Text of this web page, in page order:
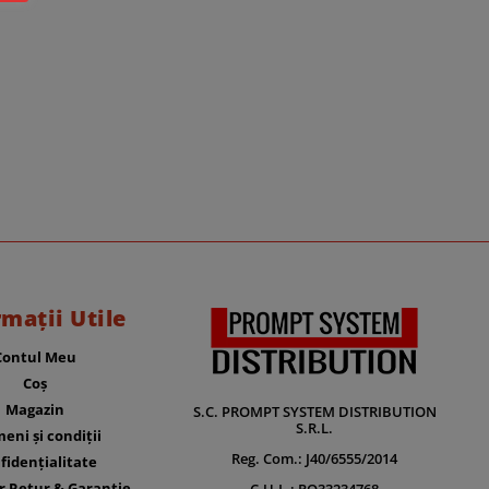
Utile
Meu
Coș
Magazin
și condiții
S.C. PROMPT SYSTEM DISTRIBUTION
S.R.L.
Reg. Com.: J40/6555/2014